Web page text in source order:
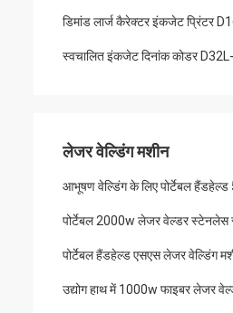
डिमांड लार्ज कैरेक्टर इंकजेट प्रिंटर
स्वचालित इंकजेट दिनांक कोडर
लेजर वेल्डिंग मशीन
आभूषण वेल्डिंग के लिए पोर्टेबल
पोर्टेबल 2000w लेजर वेल्डर स्टेनलेस
पोर्टेबल हैंडहेल्ड एसएस लेजर वेल्डिंग
उद्योग हाथ में 1000w फाइबर लेजर